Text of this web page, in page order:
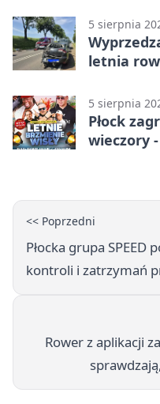
5 sierpnia
letnia
5 sierpnia
Płock
wieczory
<< Poprzedni
Płocka grupa SPEED
kontroli i zatrzymań
Rower z aplikacji